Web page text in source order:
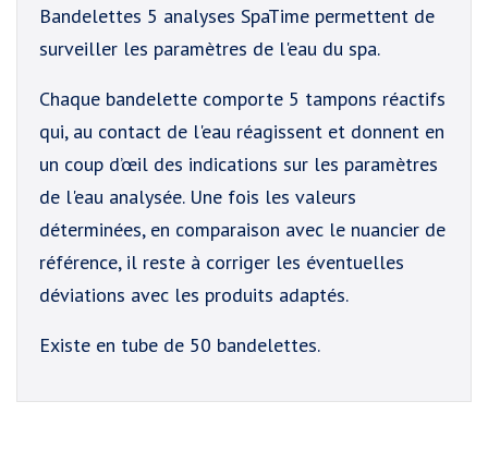
Bandelettes 5 analyses SpaTime permettent de
surveiller les paramètres de l'eau du spa.
Chaque bandelette comporte 5 tampons réactifs
qui, au contact de l'eau réagissent et donnent en
un coup d’œil des indications sur les paramètres
de l'eau analysée. Une fois les valeurs
déterminées, en comparaison avec le nuancier de
référence, il reste à corriger les éventuelles
déviations avec les produits adaptés.
Existe en tube de 50 bandelettes.